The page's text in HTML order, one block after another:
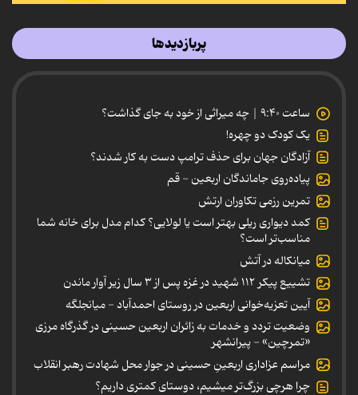
پربازدیدها
ساعت ۹:۴۰ | چه میراثی از خود به جای گذاشت؟
یک کودک دو چهره!
آزادگان جهان برای حذف ترامپ دست به کار شدند؟
پیاده‌روی جاماندگان اربعین - قم
تمرین رزمی تکاوران ارتش
کمد دیواری ریلی بهتر است یا لولایی؟ کدام مدل برای خانه شما
مناسب‌تر است؟
میانکاله در آتش
تشییع پیکر ۱۱۲ شهید در غزه پس از ۳ سال زیر آوار ماندن
آیین تعزیه‌خوانی اربعین در روستای احمدآباد - میانجلگه
وضعیت تردد و خدمات به زائران اربعین حسینی در گذرگاه مرزی
«تمرچین» - پیرانشهر
مراسم عزاداری اربعینِ حسینی در جوار محل شهادت رهبر انقلاب
چرا هرچی بزرگ‌تر میشیم، دوستای کمتری داریم؟